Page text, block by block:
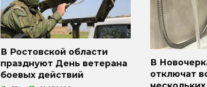
В Ростовской области
празднуют День ветерана
боевых действий
В
отключат